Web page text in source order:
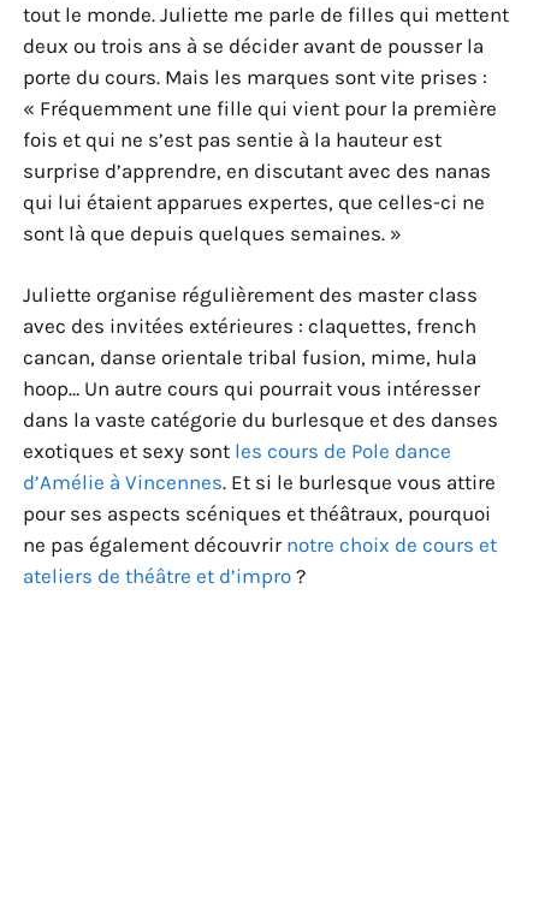
tout le monde. Juliette me parle de filles qui mettent
deux ou trois ans à se décider avant de pousser la
porte du cours. Mais les marques sont vite prises :
« Fréquemment une fille qui vient pour la première
fois et qui ne s’est pas sentie à la hauteur est
surprise d’apprendre, en discutant avec des nanas
qui lui étaient apparues expertes, que celles-ci ne
sont là que depuis quelques semaines. »
Juliette organise régulièrement des master class
avec des invitées extérieures : claquettes, french
cancan, danse orientale tribal fusion, mime, hula
hoop… Un autre cours qui pourrait vous intéresser
dans la vaste catégorie du burlesque et des danses
exotiques et sexy sont les cours de Pole dance
d’Amélie à Vincennes. Et si le burlesque vous attire
pour ses aspects scéniques et théâtraux, pourquoi
ne pas également découvrir notre choix de cours et
ateliers de théâtre et d’impro ?